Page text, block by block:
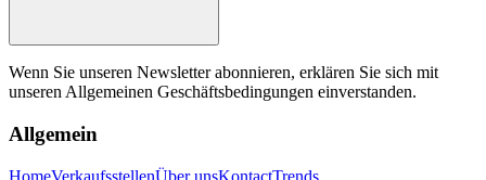
Wenn Sie unseren Newsletter abonnieren, erklären Sie sich mit
unseren Allgemeinen Geschäftsbedingungen einverstanden.
Allgemein
HomeVerkaufsstellenÜber unsKontactTrends